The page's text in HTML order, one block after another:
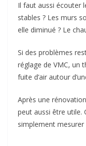
Il faut aussi écouter
stables ? Les murs
elle diminué ? Le
Si des problèmes
réglage de VMC, un
fuite d’air autour
Après une
peut aussi être utile.
simplement